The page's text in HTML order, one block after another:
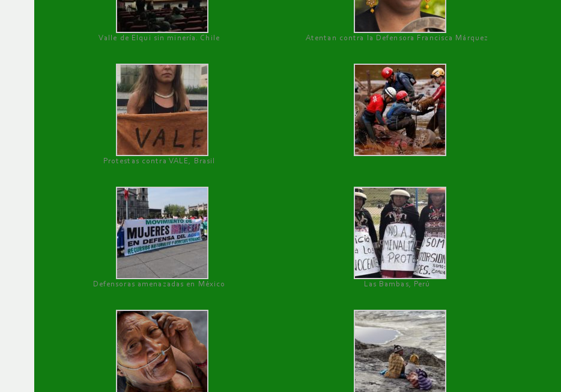
Valle de Elqui sin minería. Chile Atentan contra la Defensora Francisca Márquez
Protestas contra VALE, Brasil
Defensoras amenazadas en México Las Bambas, Perú